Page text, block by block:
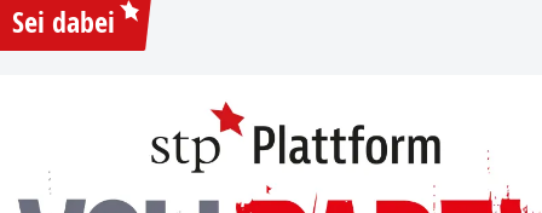
Sei dabei